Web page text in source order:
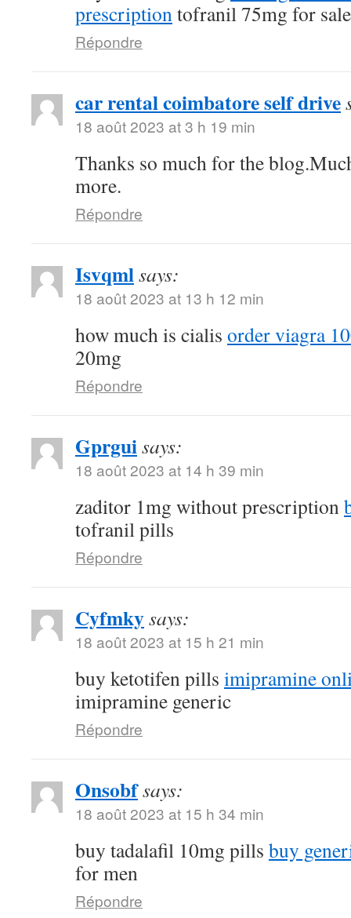
prescriptiontofranil 75mg for sale
Répondre
car rental coimbatore self drive
18 août 2023 at 3 h 19 min
Thanks so much for the
more.
Répondre
Isvqmlsays:
18 août 2023 at 13 h 12 min
how much is cialis order viagra
20mg
Répondre
Gprguisays:
18 août 2023 at 14 h 39 min
zaditor 1mg without prescription
tofranil pills
Répondre
Cyfmkysays:
18 août 2023 at 15 h 21 min
buy ketotifen pills imipramine
imipramine generic
Répondre
Onsobfsays:
18 août 2023 at 15 h 34 min
buy tadalafil 10mg pills buy
for men
Répondre